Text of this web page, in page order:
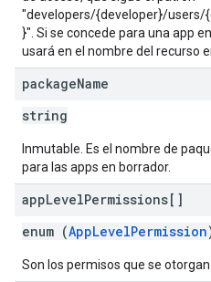
"developers/{developer}/
}". Si se concede para una app
usará en el nombre del recurso
packageName
string
Inmutable. Es el nombre de
para las apps en borrador.
appLevelPermissions[]
enum (AppLevelPermission
Son los permisos que se